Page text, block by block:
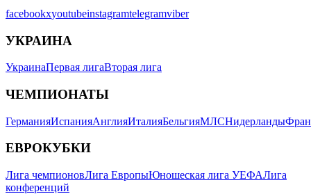
facebookxyoutubeinstagramtelegramviber
УКРАИНА
УкраинаПервая лигаВторая лига
ЧЕМПИОНАТЫ
ГерманияИспанияАнглияИталияБельгияМЛСНидерланды
ЕВРОКУБКИ
Лига чемпионовЛига ЕвропыЮношеская лига УЕФАЛига
конференций